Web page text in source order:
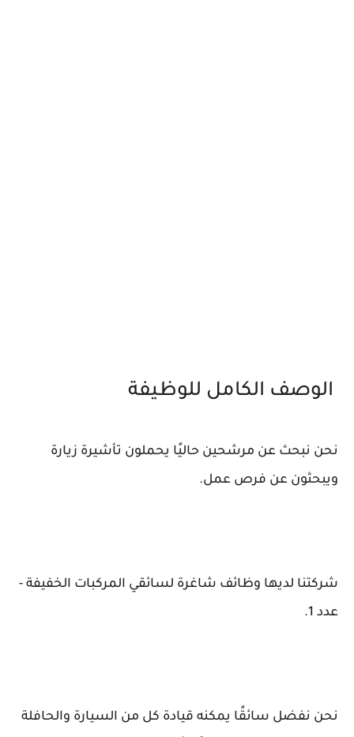
الوصف الكامل للوظيفة
نحن نبحث عن مرشحين حاليًا يحملون تأشيرة زيارة
ويبحثون عن فرص عمل.
شركتنا لديها وظائف شاغرة لسائقي المركبات الخفيفة -
عدد 1.
نحن نفضل سائقًا يمكنه قيادة كل من السيارة والحافلة